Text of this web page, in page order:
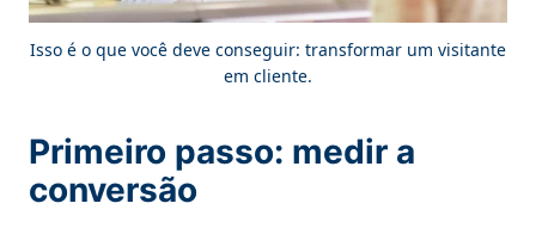
Isso é o que você deve conseguir: transformar um visitante
em cliente.
Primeiro passo: medir a
conversão